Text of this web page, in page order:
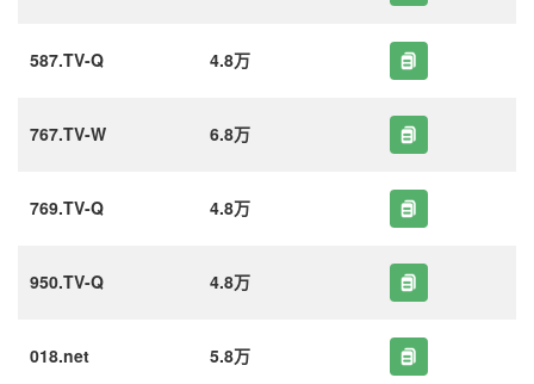
587.TV-Q 4.8万
767.TV-W 6.8万
769.TV-Q 4.8万
950.TV-Q 4.8万
018.net 5.8万